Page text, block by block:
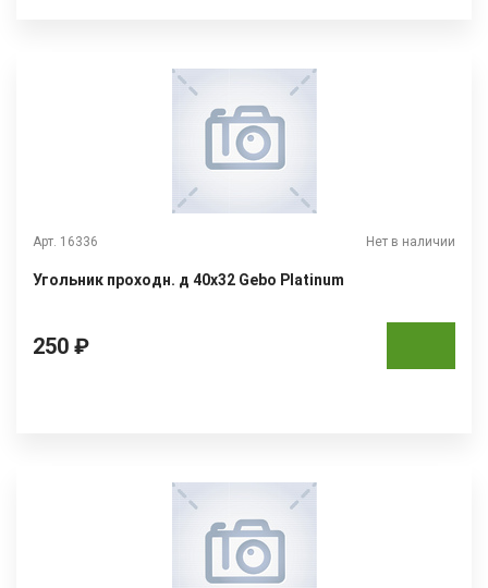
Арт. 16336 Нет в наличии
Угольник проходн. д 40х32 Gebo Platinum
250 ₽